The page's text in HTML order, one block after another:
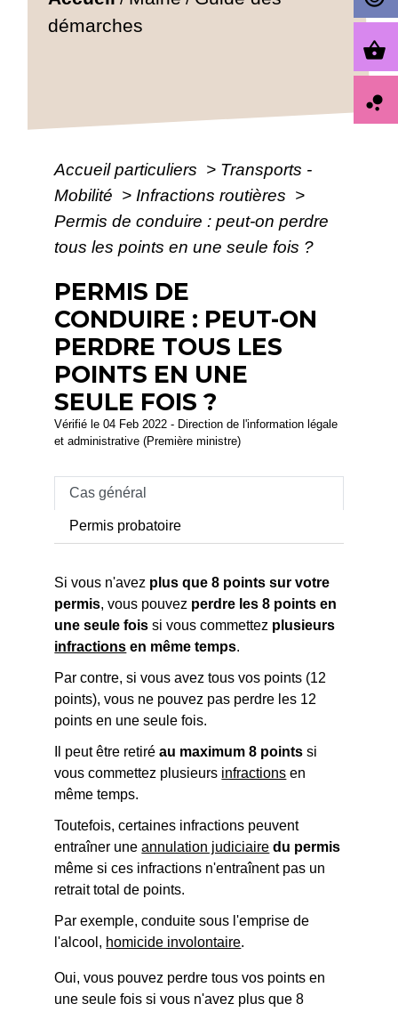
démarches
Accueil particuliers > Transports -
Mobilité > Infractions routières >
Permis de conduire : peut-on perdre
tous les points en une seule fois ?
PERMIS DE
CONDUIRE : PEUT-ON
PERDRE TOUS LES
POINTS EN UNE
SEULE FOIS ?
Vérifié le 04 Feb 2022 - Direction de l'information légale
et administrative (Première ministre)
Cas général
Permis probatoire
Si vous n'avez plus que 8 points sur votre
permis, vous pouvez perdre les 8 points en
une seule fois si vous commettez plusieurs
infractions en même temps.
Par contre, si vous avez tous vos points (12
points), vous ne pouvez pas perdre les 12
points en une seule fois.
Il peut être retiréau maximum 8 points si
vous commettez plusieurs infractions en
même temps.
Toutefois, certaines infractions peuvent
entraîner uneannulation judiciaire du permis
même si ces infractions n'entraînent pas un
retrait total de points.
Par exemple, conduite sous l'emprise de
l'alcool, homicide involontaire.
Oui, vous pouvez perdre tous vos points en
une seule fois si vous n'avez plus que 8
shopping_basket
bubble_chart